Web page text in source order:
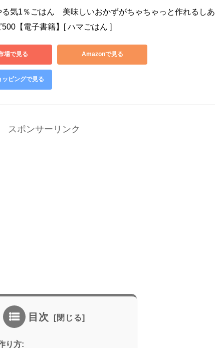
気1％ごはん　美味しいおかずがちゃちゃっと作れるしあ
【電子書籍】[ ハマごはん ]
場で見る Amazonで見る
ピングで見る
スポンサーリンク
目次
り方: